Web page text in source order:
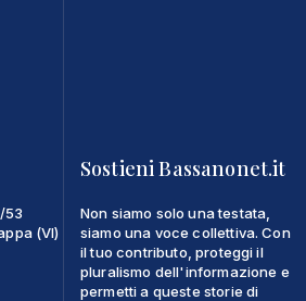
53
(VI)
Sostieni Bassanonet.it
Non siamo solo una testata,
siamo una voce collettiva. Con
il tuo contributo, proteggi il
pluralismo dell'informazione e
permetti a queste storie di